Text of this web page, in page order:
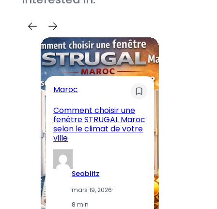
Maroc
Comment choisir une
fenêtre STRUGAL Maroc
selon le climat de votre
ville
Seoblitz
mars 19, 2026·
8 min